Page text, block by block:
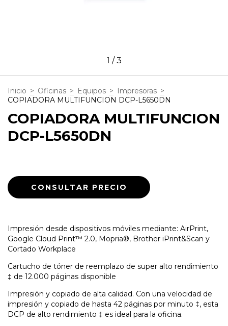
1 /3
Inicio > Oficinas > Equipos > Impresoras >
COPIADORA MULTIFUNCION DCP-L5650DN
COPIADORA MULTIFUNCION
DCP-L5650DN
Impresión desde dispositivos móviles mediante: AirPrint,
Google Cloud Print™ 2.0, Mopria®, Brother iPrint&Scan y
Cortado Workplace
Cartucho de tóner de reemplazo de super alto rendimiento
‡ de 12.000 páginas disponible
Impresión y copiado de alta calidad. Con una velocidad de
impresión y copiado de hasta 42 páginas por minuto ‡, esta
DCP de alto rendimiento ‡ es ideal para la oficina.